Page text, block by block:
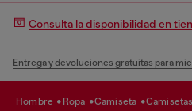
Consulta la disponibilidad en
Entrega y devoluciones gratuitas para
hombre ropa camiseta camisetas